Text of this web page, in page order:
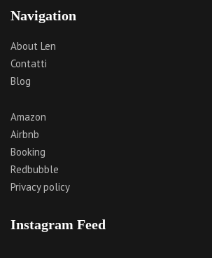
Navigation
About Len
Contatti
Blog
Amazon
Airbnb
Booking
Redbubble
Privacy policy
Instagram Feed